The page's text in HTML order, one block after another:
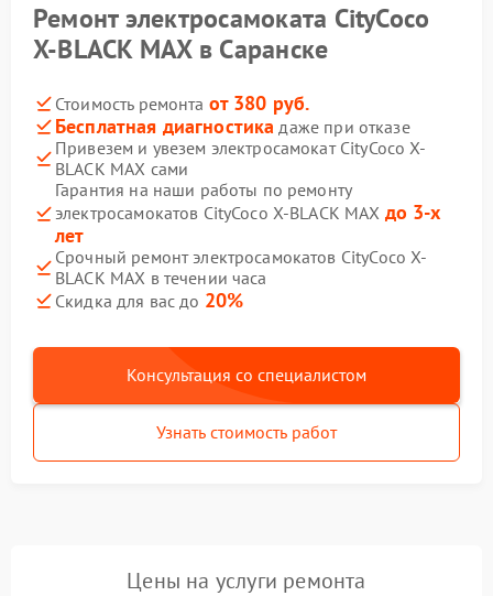
Ремонт электросамоката CityCoco
X-BLACK MAX в Саранске
Стоимость ремонта от 380 руб.
Бесплатная диагностика даже при отказе
Привезем и увезем электросамокат CityCoco X-
BLACK MAX сами
Гарантия на наши работы по ремонту
электросамокатов CityCoco X-BLACK MAX до 3-х
лет
Срочный ремонт электросамокатов CityCoco X-
BLACK MAX в течении часа
Скидка для вас до 20%
Консультация со специалистом
Узнать стоимость работ
Цены на услуги ремонта